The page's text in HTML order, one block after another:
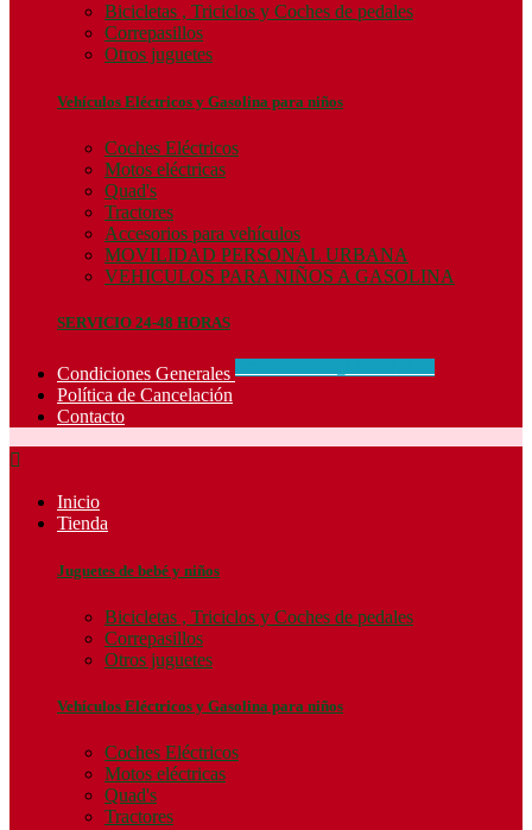
Bicicletas , Triciclos y Coches de pedales
Correpasillos
Otros juguetes
Vehículos Eléctricos y Gasolina para niños
Coches Eléctricos
Motos eléctricas
Quad's
Tractores
Accesorios para vehículos
MOVILIDAD PERSONAL URBANA
VEHICULOS PARA NIÑOS A GASOLINA
SERVICIO 24-48 HORAS
Condiciones Generales
Política de Cancelación
Contacto

Inicio
Tienda
Juguetes de bebé y niños
Bicicletas , Triciclos y Coches de pedales
Correpasillos
Otros juguetes
Vehículos Eléctricos y Gasolina para niños
Coches Eléctricos
Motos eléctricas
Quad's
Tractores